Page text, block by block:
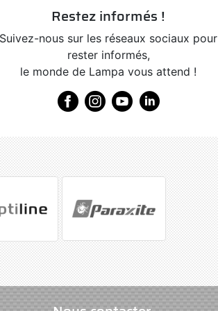
Restez informés !
Suivez-nous sur les réseaux sociaux pour
rester informés,
le monde de Lampa vous attend !